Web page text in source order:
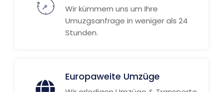
Wir kümmern uns um Ihre
Umuzgsanfrage in weniger als 24
Stunden.
Europaweite Umzüge